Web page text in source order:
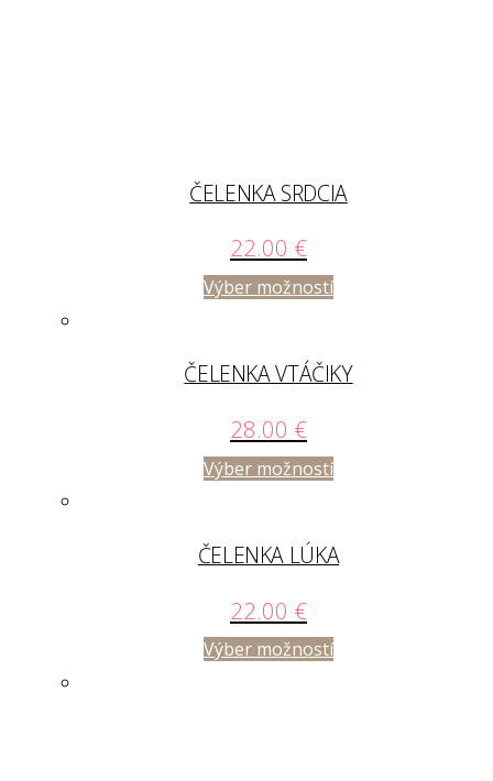
ČELENKA SRDCIA
22.00 €
Výber možností
ČELENKA VTÁČIKY
28.00 €
Výber možností
ČELENKA LÚKA
22.00 €
Výber možností